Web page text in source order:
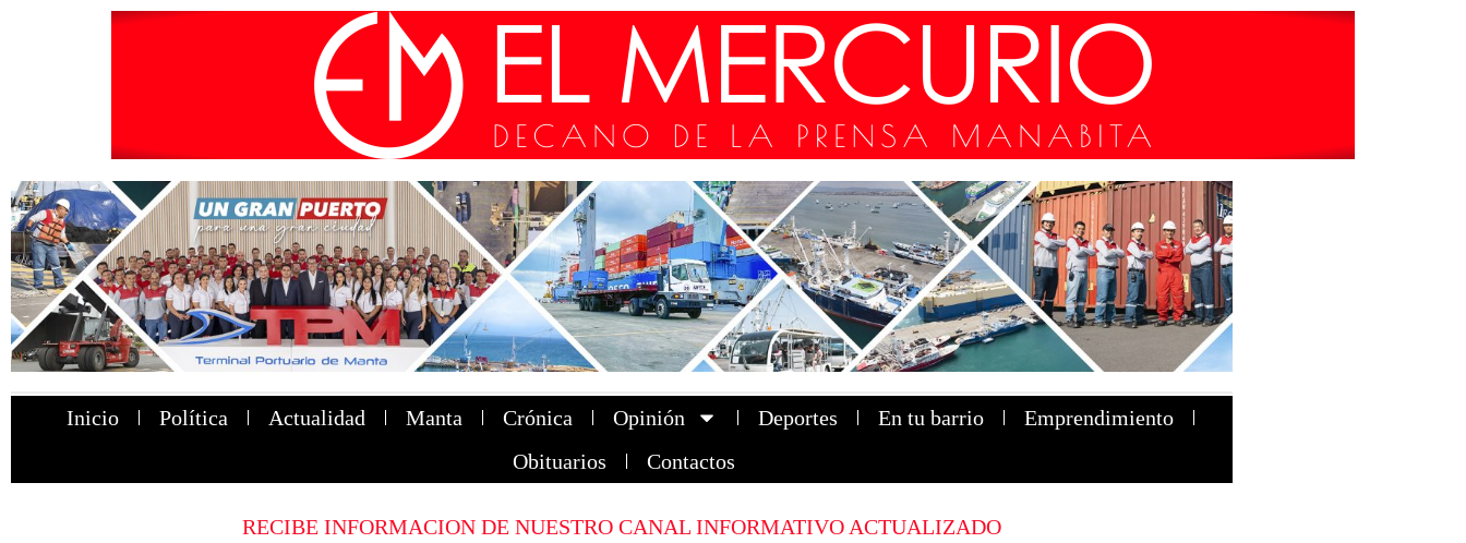
Inicio Política Actualidad Manta Crónica Opinión Deportes En tu barrio
Emprendimiento
Obituarios
Contactos
RECIBE INFORMACION DE NUESTRO CANAL INFORMATIVO ACTUALIZADO